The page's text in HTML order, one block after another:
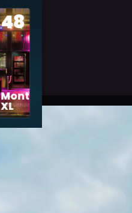
48
Montmartre
XL